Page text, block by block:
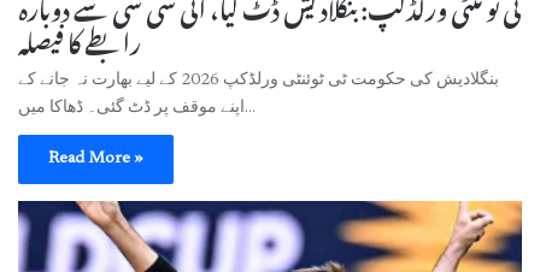
رابطے کا فیصلہ
بنگلادیش کی حکومت ٹی ٹوئنٹی ورلڈکپ 2026 کے لیے بھارت نہ جانے کے
اپنے موقف پر ڈٹ گئی۔ ڈھاکا میں…
Read More »